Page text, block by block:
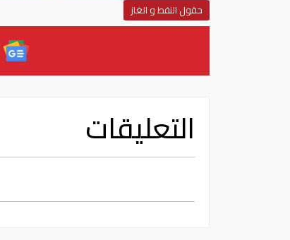
حقول النفط و الغاز
التعليقات